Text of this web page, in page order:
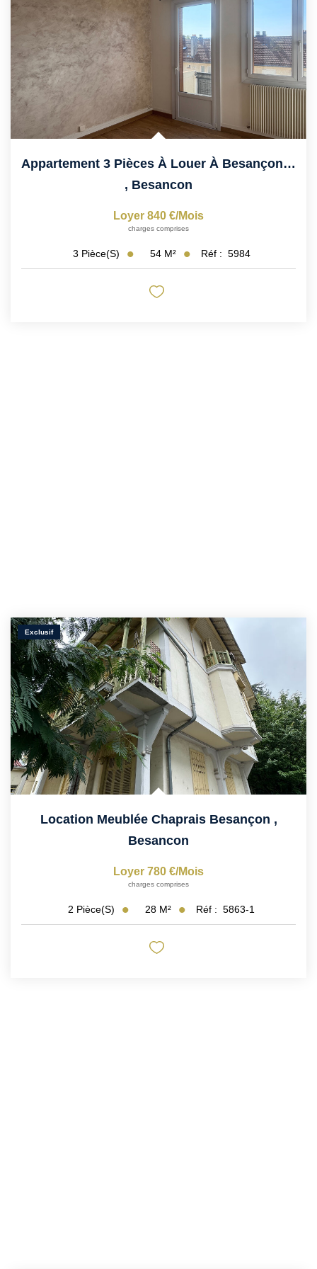
Nos Services
Nos Partenaires
Nous Rejoindre
Nos Actualités
Avis Client
CONTACT
Appartement 3 Pièces À Louer À Besançon - Réf 5984
, Besancon
Loyer 840 €/mois
charges comprises
3 Pièce(s) 54 M² Réf : 5984
Exclusif
Location Meublée Chaprais Besançon ,
Besancon
Loyer 780 €/mois
charges comprises
2 Pièce(s) 28 M² Réf : 5863-1